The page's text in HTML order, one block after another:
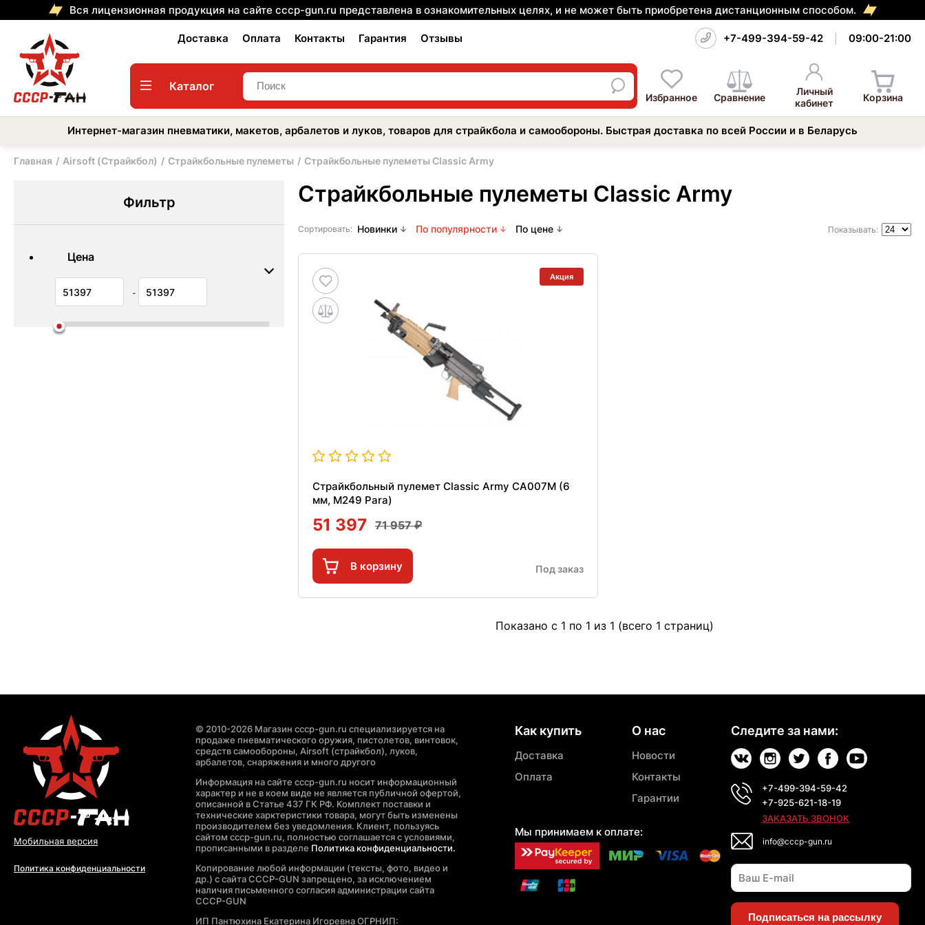
Вся лицензионная продукция на сайте cccp-gun.ru представлена в ознакомительных целях, и не может быть приобретена дистанционным способом.
Доставка Оплата Контакты Гарантия Отзывы +7-499-394-59-42 09:00-21:00
Каталог
Избранное Сравнение
Личный
кабинет
Корзина
Интернет-магазин пневматики, макетов, арбалетов и луков, товаров для страйкбола и самообороны. Быстрая доставка по всей России и в Беларусь
Главная Airsoft (Страйкбол) Страйкбольные пулеметы Страйкбольные пулеметы Classic Army
Фильтр
Цена
-
Страйкбольные пулеметы Classic Army
Сортировать: Новинки По популярности По цене Показывать:
Акция
Страйкбольный пулемет Classic Army CA007M (6
мм, M249 Para)
51 397 71 957
В корзину Под заказ
Показано с 1 по 1 из 1 (всего 1 страниц)
Мобильная версия
Политика конфиденциальности
© 2010-2026 Магазин cccp-gun.ru специализируется на
продаже пневматического оружия, пистолетов, винтовок,
средств самообороны, Airsoft (страйкбол), луков,
арбалетов, снаряжения и много другого
Информация на сайте cccp-gun.ru носит информационный
характер и не в коем виде не является публичной офертой,
описанной в Статье 437 ГК РФ. Комплект поставки и
технические харктеристики товара, могут быть изменены
производителем без уведомления. Клиент, пользуясь
сайтом cccp-gun.ru, полностью соглашается с условиями,
прописанными в разделе Политика конфиденциальности.
Копирование любой информации (тексты, фото, видео и
др.) с сайта CCCP-GUN запрещено, за исключением
наличия письменного согласия администрации сайта
CCCP-GUN
ИП Пантюхина Екатерина Игоревна ОГРНИП:
Как купить
Доставка
Оплата
Мы принимаем к оплате:
О нас
Новости
Контакты
Гарантии
Следите за нами:
+7-499-394-59-42
+7-925-621-18-19
ЗАКАЗАТЬ ЗВОНОК
info@cccp-gun.ru
Подписаться на рассылку